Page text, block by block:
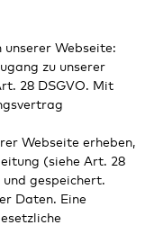
Webseite:
zu unserer
28 DSGVO. Mit
Webseite erheben,
(siehe Art. 28
und gespeichert.
Daten. Eine